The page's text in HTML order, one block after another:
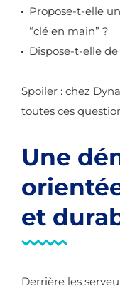
Propose-t-elle
“clé en main” ?
Dispose-t-elle
Spoiler : chez
toutes ces
Une
et
Derrière les